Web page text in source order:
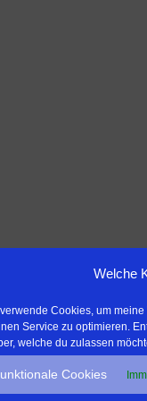
Welche
verwende Cookies, um meine
Service zu optimieren.
welche du zulassen
Cookies